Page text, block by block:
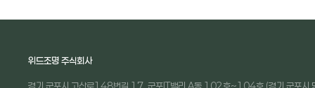
위드조명 주식회사